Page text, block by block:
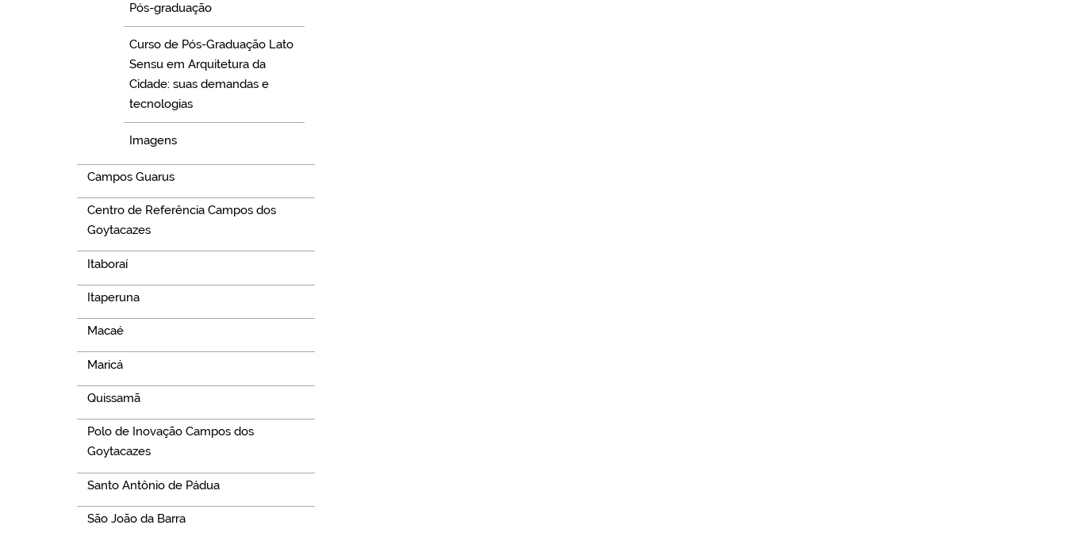
Pós-graduação
Curso de Pós-Graduação Lato
Sensu em Arquitetura da
Cidade: suas demandas e
tecnologias
Imagens
Campos Guarus
Centro de Referência Campos dos
Goytacazes
Itaboraí
Itaperuna
Macaé
Maricá
Quissamã
Polo de Inovação Campos dos
Goytacazes
Santo Antônio de Pádua
São João da Barra